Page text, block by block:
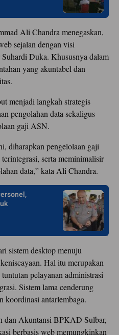
Ali Chandra menegaskan,
sejalan dengan visi
Duka. Khususnya dalam
yang akuntabel dan
menjadi langkah strategis
pengolahan data sekaligus
gaji ASN.
diharapkan pengelolaan gaji
serta meminimalisir
data,” kata Ali Chandra.
sistem desktop menuju
Hal itu merupakan
pelayanan administrasi
Sistem lama cenderung
koordinasi antarlembaga.
dan Akuntansi BPKAD Sulbar,
berbasis web memungkinkan